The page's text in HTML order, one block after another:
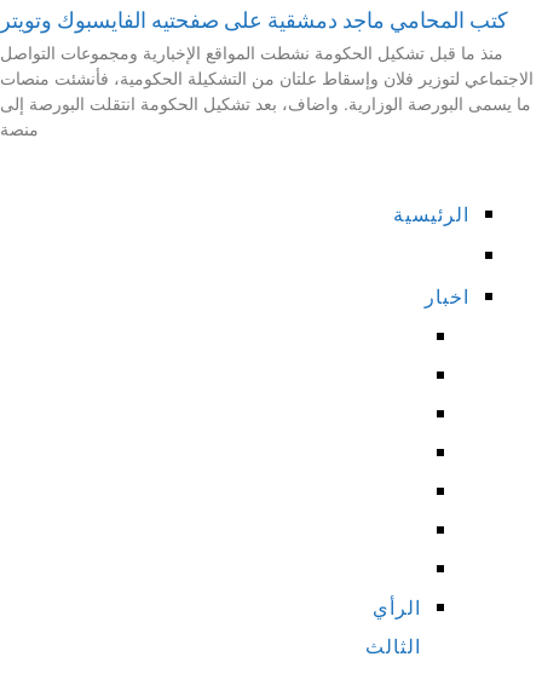
كتب المحامي ماجد دمشقية على صفحتيه الفايسبوك وتويتر
منذ ما قبل تشكيل الحكومة نشطت المواقع الإخبارية ومجموعات التواصل
الاجتماعي لتوزير فلان وإسقاط علتان من التشكيلة الحكومية، فأنشئت منصات
ما يسمى البورصة الوزارية. واضاف، بعد تشكيل الحكومة انتقلت البورصة إلى
منصة
الرئيسية
اخبار
الرأي
الثالث